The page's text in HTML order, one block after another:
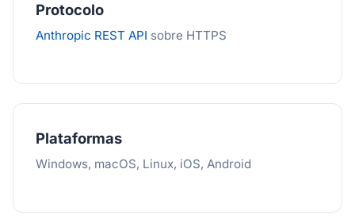
Protocolo
Anthropic REST API sobre HTTPS
Plataformas
Windows, macOS, Linux, iOS, Android